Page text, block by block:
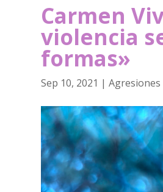
Carmen
violencia
formas»
Sep 10, 2021 |Agresiones